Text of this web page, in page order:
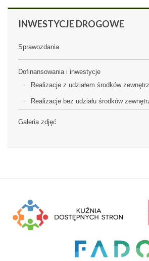
INWESTYCJE DROGOWE
Sprawozdania
Dofinansowania i inwestycje
Realizacje z udziałem środków
Realizacje bez udziału środków
Galeria zdjęć